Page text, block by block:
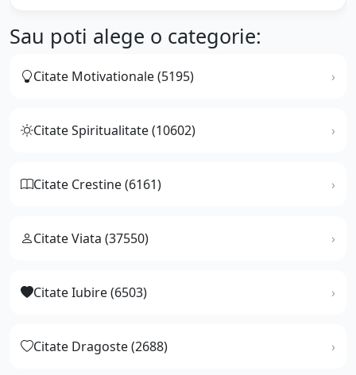
Sau poti alege o categorie:
Citate Motivationale (5195)
Citate Spiritualitate (10602)
Citate Crestine (6161)
Citate Viata (37550)
Citate Iubire (6503)
Citate Dragoste (2688)